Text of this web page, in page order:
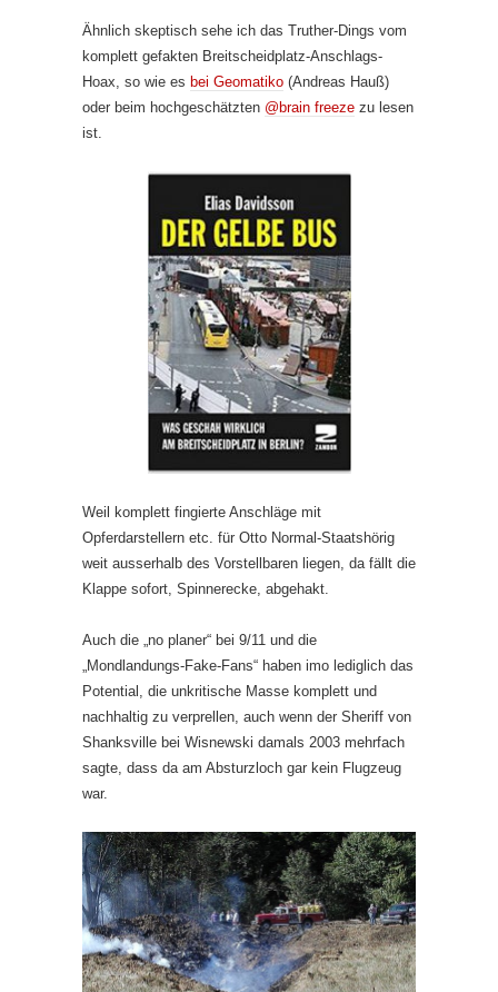
Ähnlich skeptisch sehe ich das Truther-Dings vom
komplett gefakten Breitscheidplatz-Anschlags-
Hoax, so wie es bei Geomatiko (Andreas Hauß)
oder beim hochgeschätzten @brain freeze zu lesen
ist.
Weil komplett fingierte Anschläge mit
Opferdarstellern etc. für Otto Normal-Staatshörig
weit ausserhalb des Vorstellbaren liegen, da fällt die
Klappe sofort, Spinnerecke, abgehakt.
Auch die „no planer“ bei 9/11 und die
„Mondlandungs-Fake-Fans“ haben imo lediglich das
Potential, die unkritische Masse komplett und
nachhaltig zu verprellen, auch wenn der Sheriff von
Shanksville bei Wisnewski damals 2003 mehrfach
sagte, dass da am Absturzloch gar kein Flugzeug
war.